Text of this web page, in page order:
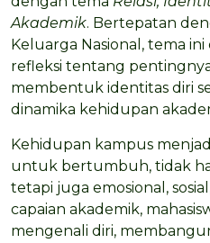
Akademik. Bertepatan
Keluarga Nasional, tema
refleksi tentang
membentuk identitas diri
dinamika kehidupan
Kehidupan kampus
untuk bertumbuh, tidak
tetapi juga emosional,
capaian akademik,
mengenali diri,